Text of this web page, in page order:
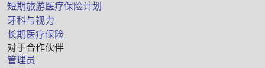
短期旅游医疗保险计划
牙科与视力
长期医疗保险
对于合作伙伴
管理员